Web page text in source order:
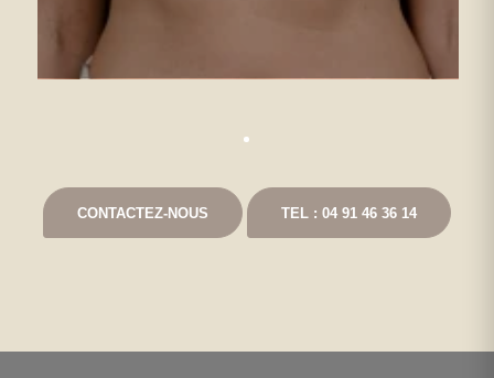
CONTACTEZ-NOUS TEL : 04 91 46 36 14